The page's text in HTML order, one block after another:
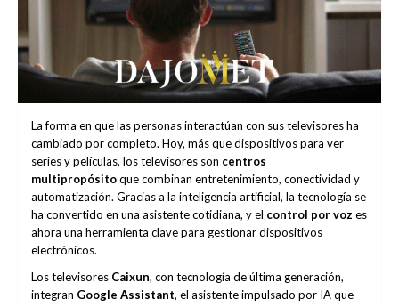
La forma en que las personas interactúan con sus televisores ha
cambiado por completo. Hoy, más que dispositivos para ver
series y películas, los televisores son centros
multipropósitoque combinan entretenimiento, conectividad y
automatización. Gracias a la inteligencia artificial, la tecnología se
ha convertido en una asistente cotidiana, y el control por voz es
ahora una herramienta clave para gestionar dispositivos
electrónicos.
Los televisores Caixun, con tecnología de última generación,
integran Google Assistant, el asistente impulsado por IA que